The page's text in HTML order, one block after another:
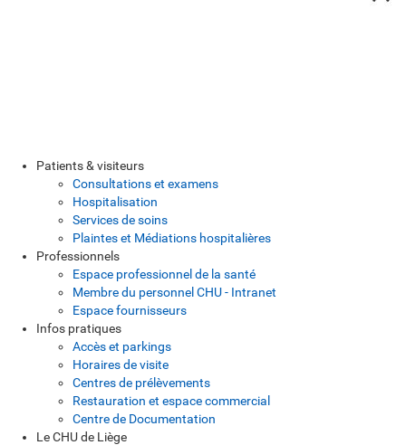
Patients & visiteurs
Consultations et examens
Hospitalisation
Services de soins
Plaintes et Médiations hospitalières
Professionnels
Espace professionnel de la santé
Membre du personnel CHU - Intranet
Espace fournisseurs
Infos pratiques
Accès et parkings
Horaires de visite
Centres de prélèvements
Restauration et espace commercial
Centre de Documentation
Le CHU de Liège